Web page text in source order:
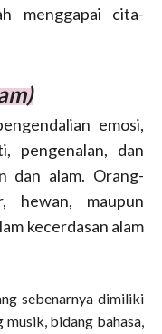
menggapai cita-
emosi,
pengenalan, dan
dan alam. Orang-
hewan, maupun
kecerdasan alam
sebenarnya dimiliki
bidang bahasa,